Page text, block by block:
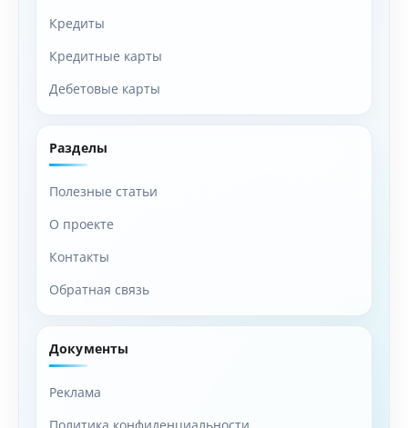
Кредиты
Кредитные карты
Дебетовые карты
Разделы
Полезные статьи
О проекте
Контакты
Обратная связь
Документы
Реклама
Политика конфиденциальности